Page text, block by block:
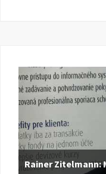
Rainer Zitelmann: